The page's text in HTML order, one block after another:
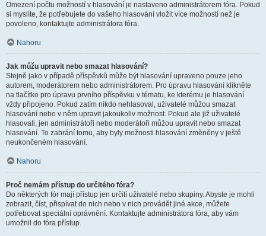
Omezení počtu možností v hlasování je nastaveno administrátorem fóra. Pokud
si myslíte, že potřebujete do vašeho hlasování vložit více možností než je
povoleno, kontaktujte administrátora fóra.
Nahoru
Jak můžu upravit nebo smazat hlasování?
Stejně jako v případě příspěvků může být hlasování upraveno pouze jeho
autorem, moderátorem nebo administrátorem. Pro úpravu hlasování klikněte
na tlačítko pro úpravu prvního příspěvku v tématu, ke kterému je hlasování
vždy připojeno. Pokud zatím nikdo nehlasoval, uživatelé můžou smazat
hlasování nebo v něm upravit jakoukoliv možnost. Pokud ale již uživatelé
hlasovali, jen administrátoři nebo moderátoři můžou upravit nebo smazat
hlasování. To zabrání tomu, aby byly možnosti hlasování změněny v ještě
neukončeném hlasování.
Nahoru
Proč nemám přístup do určitého fóra?
Do některých fór mají přístup jen určití uživatelé nebo skupiny. Abyste je mohli
zobrazit, číst, přispívat do nich nebo v nich provádět jiné akce, můžete
potřebovat speciální oprávnění. Kontaktujte administrátora fóra, aby vám
umožnil do fóra přístup.